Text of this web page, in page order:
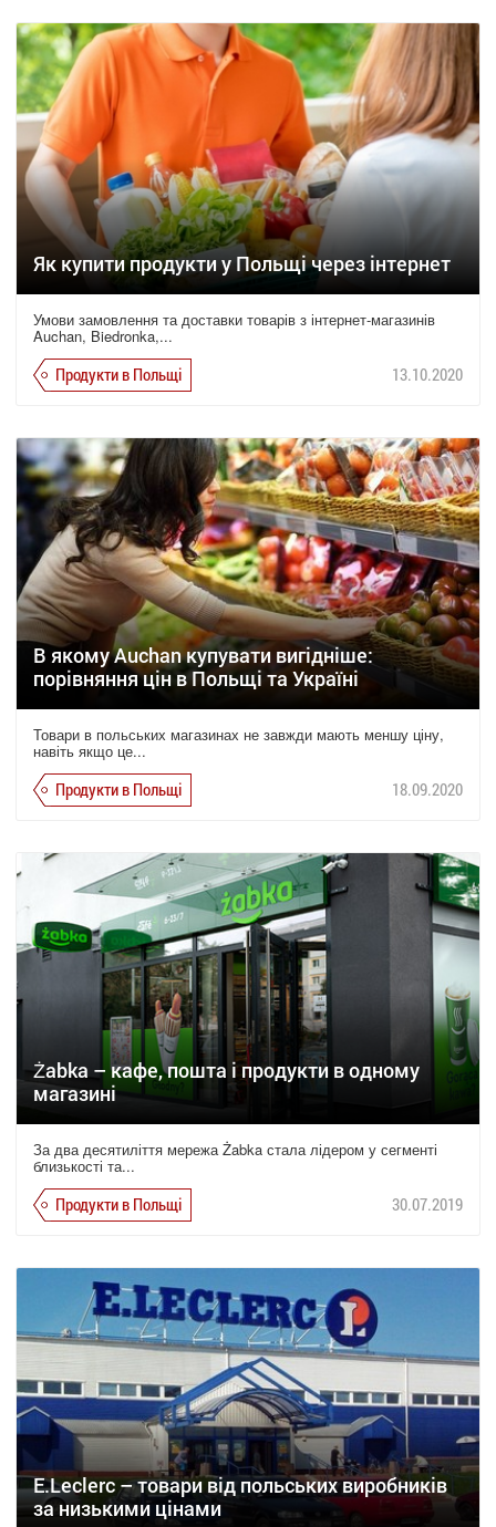
Як купити продукти у Польщі через інтернет
Умови замовлення та доставки товарів з інтернет-магазинів
Auchan, Biedronka,...
Продукти в Польщі 13.10.2020
В якому Auchan купувати вигідніше:
порівняння цін в Польщі та Україні
Товари в польських магазинах не завжди мають меншу ціну,
навіть якщо це...
Продукти в Польщі 18.09.2020
Żabka – кафе, пошта і продукти в одному
магазині
За два десятиліття мережа Żabka стала лідером у сегменті
близькості та...
Продукти в Польщі 30.07.2019
E.Leclerc – товари від польських виробників
за низькими цінами